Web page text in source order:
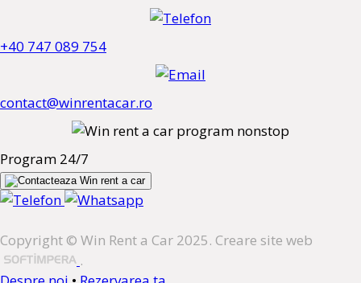
+40 747 089 754
contact@winrentacar.ro
Program 24/7
Copyright © Win Rent a Car 2025. Creare site web
.